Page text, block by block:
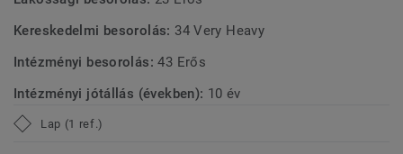
Kereskedelmi besorolás: 34 Very Heavy
Intézményi besorolás:43 Erős
Intézményi jótállás (években): 10 év
Lap (1 ref.)